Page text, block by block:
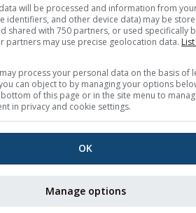
Χάρτες καιρού
Stueve &
will be processed and information from
identifiers, and other device data) may be
shared with 750 partners, or used specifically
partners may use precise geolocation data.
process your personal data on the basis of
can object to by managing your options
of this page or in the site menu to
in privacy and cookie settings.
OK
Manage options